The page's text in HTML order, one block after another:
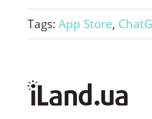
Tags: App Store,